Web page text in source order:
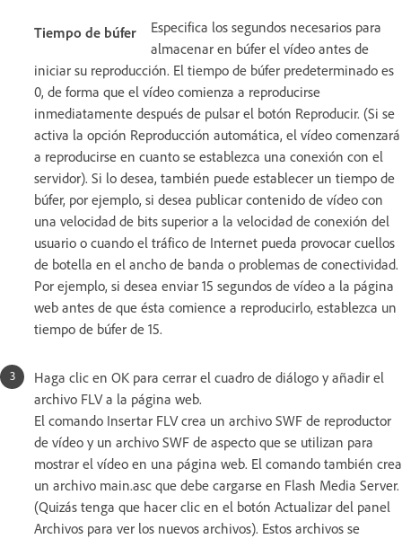
Tiempo de búfer
Especifica los segundos necesarios para
almacenar en búfer el vídeo antes de
iniciar su reproducción. El tiempo de búfer predeterminado es
0, de forma que el vídeo comienza a reproducirse
inmediatamente después de pulsar el botón Reproducir. (Si se
activa la opción Reproducción automática, el vídeo comenzará
a reproducirse en cuanto se establezca una conexión con el
servidor). Si lo desea, también puede establecer un tiempo de
búfer, por ejemplo, si desea publicar contenido de vídeo con
una velocidad de bits superior a la velocidad de conexión del
usuario o cuando el tráfico de Internet pueda provocar cuellos
de botella en el ancho de banda o problemas de conectividad.
Por ejemplo, si desea enviar 15 segundos de vídeo a la página
web antes de que ésta comience a reproducirlo, establezca un
tiempo de búfer de 15.
Haga clic en OK para cerrar el cuadro de diálogo y añadir el
archivo FLV a la página web.
El comando Insertar FLV crea un archivo SWF de reproductor
de vídeo y un archivo SWF de aspecto que se utilizan para
mostrar el vídeo en una página web. El comando también crea
un archivo main.asc que debe cargarse en Flash Media Server.
(Quizás tenga que hacer clic en el botón Actualizar del panel
Archivos para ver los nuevos archivos). Estos archivos se